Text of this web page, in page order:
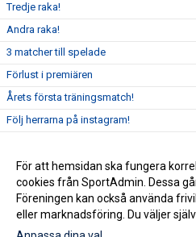
Tredje raka!
Andra raka!
3 matcher till spelade
Förlust i premiären
Årets första träningsmatch!
Följ herrarna på instagram!
RESTRIKTIONER
Första förslag på serieindelning
För att hemsidan ska fungera
cookies från SportAdmin. Dessa
Föreningen kan också använda
eller marknadsföring. Du väljer